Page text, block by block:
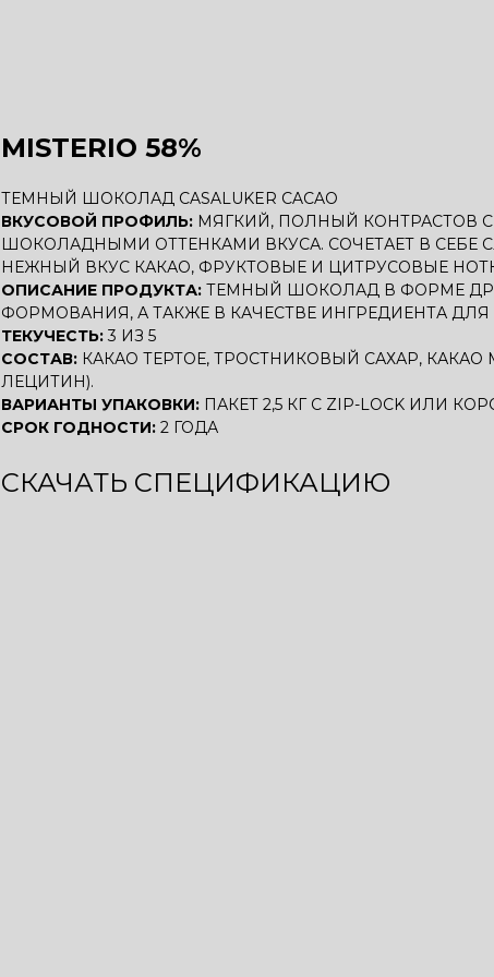
MISTERIO 58%
ТЕМНЫЙ ШОКОЛАД CASALUKER CACAO
ВКУСОВОЙ ПРОФИЛЬ: МЯГКИЙ, ПОЛНЫЙ КОНТРАСТОВ
ШОКОЛАДНЫМИ ОТТЕНКАМИ ВКУСА. СОЧЕТАЕТ В СЕБЕ
НЕЖНЫЙ ВКУС КАКАО, ФРУКТОВЫЕ И ЦИТРУСОВЫЕ
ОПИСАНИЕ ПРОДУКТА: ТЕМНЫЙ ШОКОЛАД В ФОРМЕ
ФОРМОВАНИЯ, А ТАКЖЕ В КАЧЕСТВЕ ИНГРЕДИЕНТА
ТЕКУЧЕСТЬ:3 ИЗ 5
СОСТАВ: КАКАО ТЕРТОЕ, ТРОСТНИКОВЫЙ САХАР,
ЛЕЦИТИН).
ВАРИАНТЫ УПАКОВКИ: ПАКЕТ 2,5 КГ С ZIP-LOCK ИЛИ
СРОК ГОДНОСТИ: 2 ГОДА
СКАЧАТЬ СПЕЦИФИКАЦИЮ